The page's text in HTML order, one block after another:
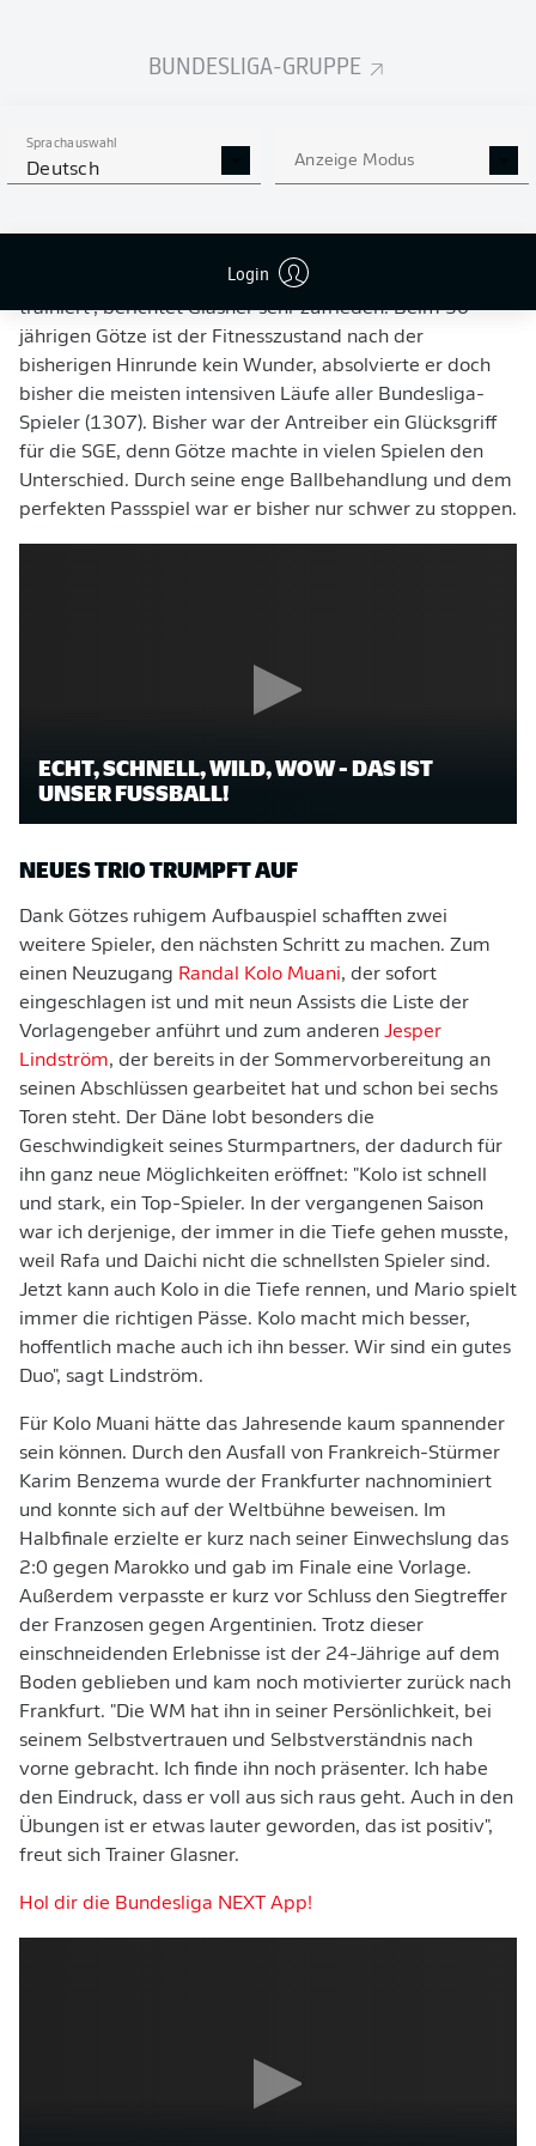
BUNDESLIGA-GRUPPE
Sprachauswahl
Deutsch Anzeige Modus
Login
das nach unseren relativ knackigen Trainingseinheiten
Einer stach dabei besonders heraus:
Offensivmotor der Eintracht wurde in der zweiten
Malls und am Strand verbracht. Er hat sehr gewissenhaft
trainiert", berichtet Glasner sehr zufrieden. Beim 30-
jährigen Götze ist der Fitnesszustand nach der
bisherigen Hinrunde kein Wunder, absolvierte er doch
bisher die meisten intensiven Läufe aller Bundesliga-
Spieler (1307). Bisher war der Antreiber ein Glücksgriff
für die SGE, denn Götze machte in vielen Spielen den
Unterschied. Durch seine enge Ballbehandlung und dem
perfekten Passspiel war er bisher nur schwer zu stoppen.
ECHT, SCHNELL, WILD, WOW - DAS IST
UNSER FUSSBALL!
NEUES TRIO TRUMPFT AUF
Dank Götzes ruhigem Aufbauspiel schafften zwei
weitere Spieler, den nächsten Schritt zu machen. Zum
einen Neuzugang Randal Kolo Muani, der sofort
eingeschlagen ist und mit neun Assists die Liste der
Vorlagengeber anführt und zum anderen Jesper
Lindström, der bereits in der Sommervorbereitung an
seinen Abschlüssen gearbeitet hat und schon bei sechs
Toren steht. Der Däne lobt besonders die
Geschwindigkeit seines Sturmpartners, der dadurch für
ihn ganz neue Möglichkeiten eröffnet: "Kolo ist schnell
und stark, ein Top-Spieler. In der vergangenen Saison
war ich derjenige, der immer in die Tiefe gehen musste,
weil Rafa und Daichi nicht die schnellsten Spieler sind.
Jetzt kann auch Kolo in die Tiefe rennen, und Mario spielt
immer die richtigen Pässe. Kolo macht mich besser,
hoffentlich mache auch ich ihn besser. Wir sind ein gutes
Duo", sagt Lindström.
Für Kolo Muani hätte das Jahresende kaum spannender
sein können. Durch den Ausfall von Frankreich-Stürmer
Karim Benzema wurde der Frankfurter nachnominiert
und konnte sich auf der Weltbühne beweisen. Im
Halbfinale erzielte er kurz nach seiner Einwechslung das
2:0 gegen Marokko und gab im Finale eine Vorlage.
Außerdem verpasste er kurz vor Schluss den Siegtreffer
der Franzosen gegen Argentinien. Trotz dieser
einschneidenden Erlebnisse ist der 24-Jährige auf dem
Boden geblieben und kam noch motivierter zurück nach
Frankfurt. "Die WM hat ihn in seiner Persönlichkeit, bei
seinem Selbstvertrauen und Selbstverständnis nach
vorne gebracht. Ich finde ihn noch präsenter. Ich habe
den Eindruck, dass er voll aus sich raus geht. Auch in den
Übungen ist er etwas lauter geworden, das ist positiv",
freut sich Trainer Glasner.
Hol dir die Bundesliga NEXT App!